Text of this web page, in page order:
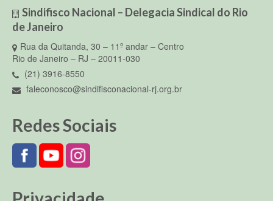
Sindifisco Nacional – Delegacia Sindical do Rio
de Janeiro
Rua da Quitanda, 30 – 11º andar – Centro
Rio de Janeiro – RJ – 20011-030
(21) 3916-8550
faleconosco@sindifisconacional-rj.org.br
Redes Sociais